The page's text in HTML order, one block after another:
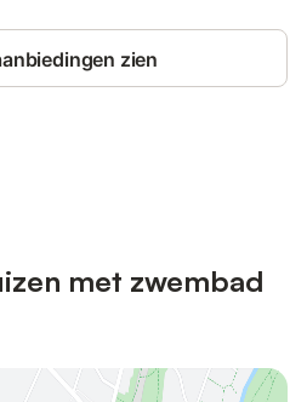
zien
met zwembad